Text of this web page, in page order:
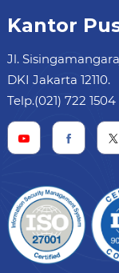
Kantor
Jl.
DKI Jakarta 12110.
Telp.(021) 722